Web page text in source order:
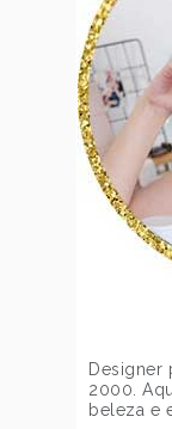
Designer
2000.
beleza e